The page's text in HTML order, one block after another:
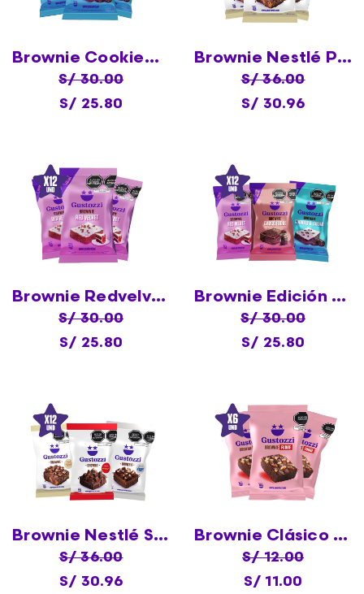
Brownie Cookie&Cream X12
S/ 30.00
S/ 25.80
Brownie Nestlé Princesa X12
S/ 36.00
S/ 30.96
Brownie Redvelvet X12
S/ 30.00
S/ 25.80
Brownie Edición Limitada Surtido X12
S/ 30.00
S/ 25.80
Brownie Nestlé Surtido X12
S/ 36.00
S/ 30.96
Brownie Clásico Fudge X6
S/ 12.00
S/ 11.00